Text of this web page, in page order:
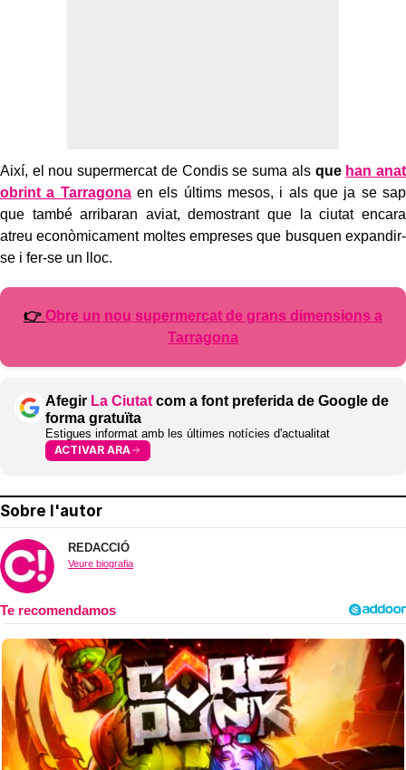
Així, el nou supermercat de Condis se suma als que han anat
obrint a Tarragonaen els últims mesos, i als que ja se sap
que també arribaran aviat, demostrant que la ciutat encara
atreu econòmicament moltes empreses que busquen expandir-
se i fer-se un lloc.
👉 Obre un nou supermercat de grans dimensions a
Tarragona
Afegir La Ciutat com a font preferida de Google de
forma gratuïta
Estigues informat amb les últimes notícies d'actualitat
ACTIVAR ARA
Sobre l'autor
REDACCIÓ
Veure biografia